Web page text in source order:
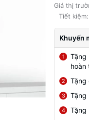
Giá thị
Tiết
Khuyến
1
Tặng
hoàn
2 Tặng
3 Tặng
4 Tặng